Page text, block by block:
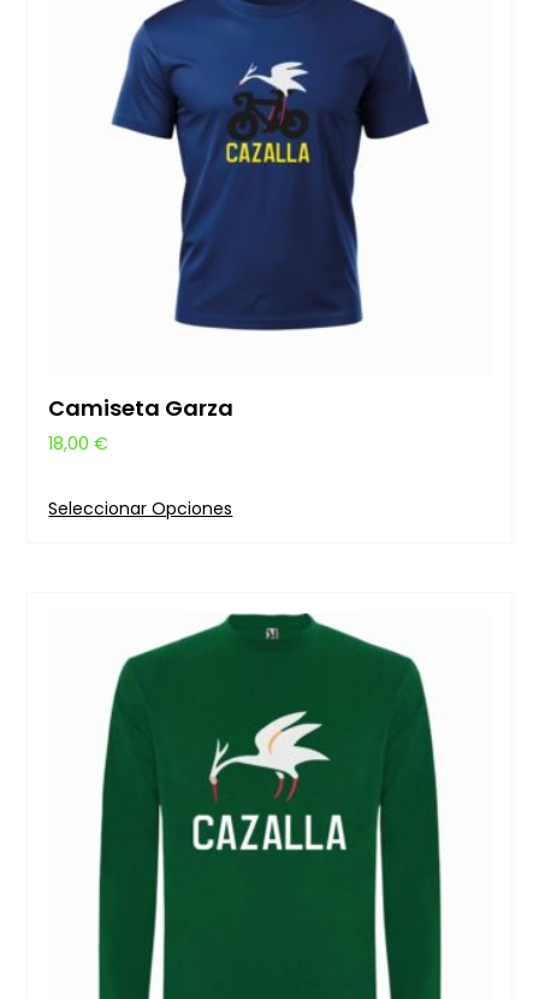
Camiseta Garza
18,00€
Seleccionar Opciones